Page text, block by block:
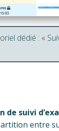
dédié : «
de suivi
entre